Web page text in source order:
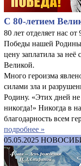
С 80-летием
80 лет отделяет нас
Победы нашей
цену заплатила за неё
Великой.
Много героизма
силами зла и
Родину. «Этих дней
никогда!» Никогда в
благодарность всем
подробнее »
05.05.2025